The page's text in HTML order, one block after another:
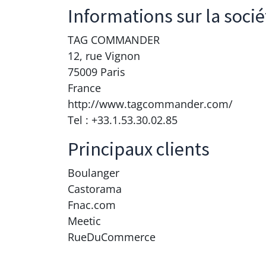
Informations sur la
TAG COMMANDER
12, rue Vignon
75009 Paris
France
http://www.tagcommander.com/
Tel : +33.1.53.30.02.85
Principaux clients
Boulanger
Castorama
Fnac.com
Meetic
RueDuCommerce